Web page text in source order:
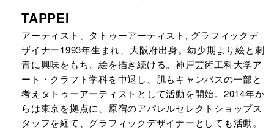
TAPPEI
アーティスト、タトゥーアーティスト, グラフィックデ
ザイナー1993年生まれ、大阪府出身。幼少期より絵と刺
青に興味をもち、絵を描き続ける。神戸芸術工科大学ア
ート・クラフト学科を中退し、肌もキャンバスの一部と
考えタトゥーアーティストとして活動を開始。2014年か
らは東京を拠点に、原宿のアパレルセレクトショップス
タッフを経て、グラフィックデザイナーとしても活動。